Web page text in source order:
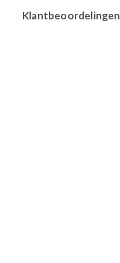
Klantbeoordelingen